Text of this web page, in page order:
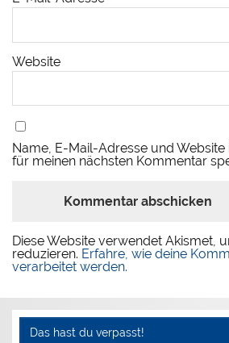
Website
Name, E-Mail-Adresse und
für meinen nächsten Kommentar
Diese Website verwendet Akismet,
reduzieren. Erfahre, wie deine
verarbeitet werden.
Das hast du verpasst!